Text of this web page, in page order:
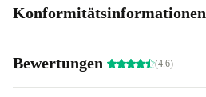
Konformitätsinformationen
Bewertungen (4.6)